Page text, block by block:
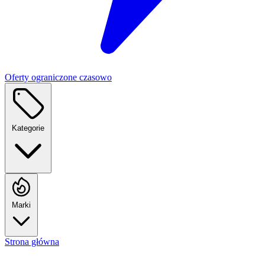
Oferty ograniczone czasowo
Kategorie
Marki
Strona główna